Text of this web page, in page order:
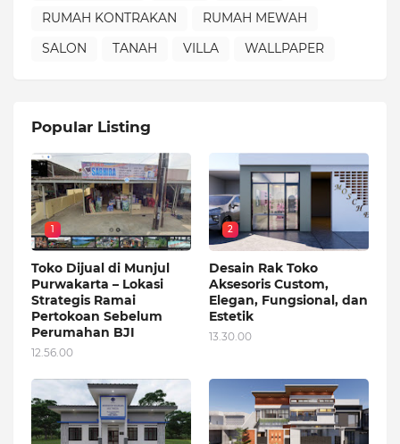
RUMAH KONTRAKAN
RUMAH MEWAH
SALON
TANAH VILLA WALLPAPER
Popular Listing
1
Toko Dijual di Munjul
Purwakarta – Lokasi
Strategis Ramai
Pertokoan Sebelum
Perumahan BJI
12.56.00
2
Desain Rak Toko
Aksesoris Custom,
Elegan, Fungsional, dan
Estetik
13.30.00